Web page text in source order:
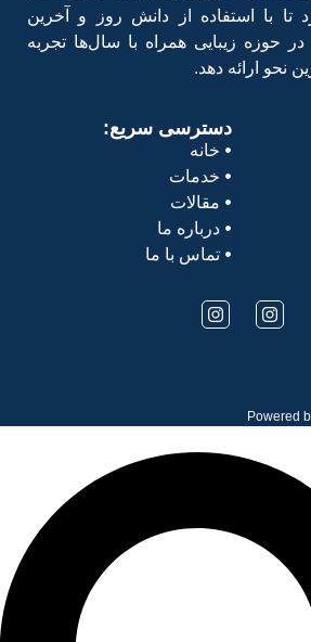
تا با استفاده از دانش روز و آخرین
حوزه زیبایی همراه با سال‌ها تجربه
نحو ارائه دهد.
دسترسی سریع:
خانه
خدمات
مقالات
درباره ما
تماس با ما
Powered